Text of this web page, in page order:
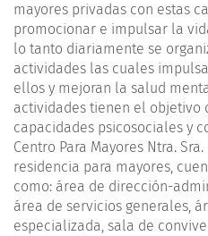
mayores privadas con estas
promocionar e impulsar la
lo tanto diariamente se
actividades las cuales
ellos y mejoran la salud
actividades tienen el objetivo
capacidades psicosociales y
Centro Para Mayores Ntra.
residencia para mayores,
como: área de dirección-
área de servicios generales,
especializada, sala de